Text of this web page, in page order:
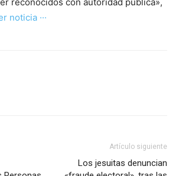
reconocidos con autoridad pública»,
noticia ···
Artículo siguiente
Los jesuitas denuncian